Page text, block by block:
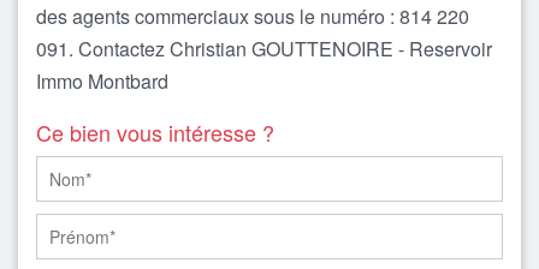
des agents commerciaux sous le numéro : 814 220
091. Contactez Christian GOUTTENOIRE - Reservoir
Immo Montbard
Ce bien vous intéresse ?